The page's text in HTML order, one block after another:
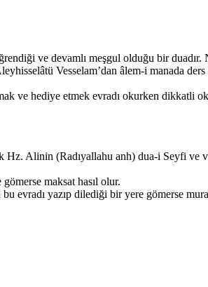
ve devamlı meşgul olduğu bir
Vesselam’dan âlem-i manada
ve hediye etmek evradı okurken dikkatli
Alinin (Radıyallahu anh) dua-i Seyfi ve
maksat hasıl olur.
yazıp dilediği bir yere gömerse